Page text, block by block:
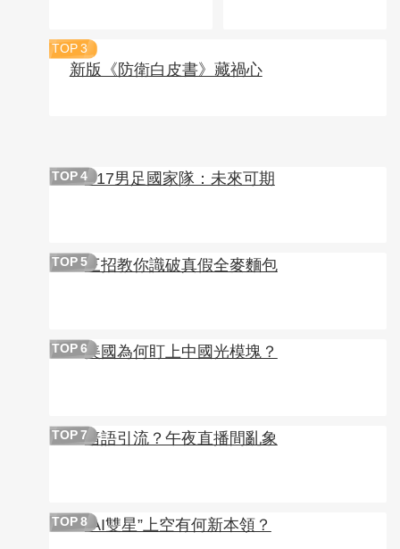
TOP 3
新版《防衛白皮書》藏禍心
TOP 4U17男足國家隊：未來可期
TOP 5三招教你識破真假全麥麵包
TOP 6美國為何盯上中國光模塊？
TOP 7暗語引流？午夜直播間亂象
TOP 8“AI雙星”上空有何新本領？